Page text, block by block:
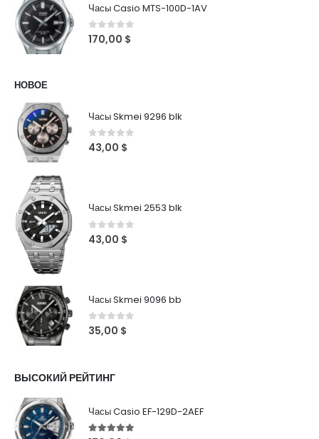
Часы Casio MTS-100D-1AV
0out of 5
170,00 $
НОВОЕ
Часы Skmei 9296 blk
0 out of 5
43,00 $
Часы Skmei 2553 blk
0 out of 5
43,00 $
Часы Skmei 9096 bb
0out of 5
35,00 $
ВЫСОКИЙ РЕЙТИНГ
Часы Casio EF-129D-2AEF